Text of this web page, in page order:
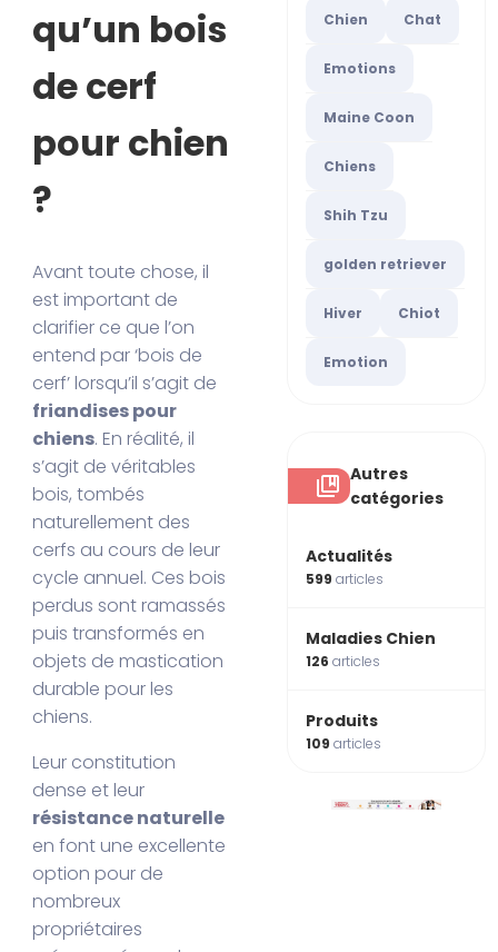
qu’un bois
de cerf
pour chien
?
Avant toute chose, il
est important de
clarifier ce que l’on
entend par ‘bois de
cerf’ lorsqu’il s’agit de
friandises pour
chiens. En réalité, il
s’agit de véritables
bois, tombés
naturellement des
cerfs au cours de leur
cycle annuel. Ces bois
perdus sont ramassés
puis transformés en
objets de mastication
durable pour les
chiens.
Leur constitution
dense et leur
résistance naturelle
en font une excellente
option pour de
nombreux
propriétaires
Chien Chat
Emotions
Maine Coon
Chiens
Shih Tzu
golden retriever
Hiver Chiot
Emotion
Autres
catégories
Actualités
599articles
Maladies Chien
126articles
Produits
109articles